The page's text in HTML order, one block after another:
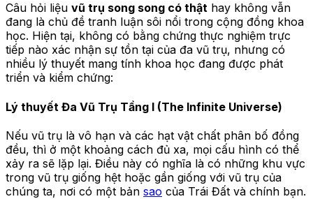
Câu hỏi liệu vũ trụ song song có thật hay không vẫn
đang là chủ đề tranh luận sôi nổi trong cộng đồng khoa
học. Hiện tại, không có bằng chứng thực nghiệm trực
tiếp nào xác nhận sự tồn tại của đa vũ trụ, nhưng có
nhiều lý thuyết mang tính khoa học đang được phát
triển và kiểm chứng:
Lý thuyết Đa Vũ Trụ Tầng I (The Infinite Universe)
Nếu vũ trụ là vô hạn và các hạt vật chất phân bố đồng
đều, thì ở một khoảng cách đủ xa, mọi cấu hình có thể
xảy ra sẽ lặp lại. Điều này có nghĩa là có những khu vực
trong vũ trụ giống hệt hoặc gần giống với vũ trụ của
chúng ta, nơi có một bản sao của Trái Đất và chính bạn.